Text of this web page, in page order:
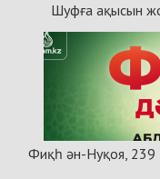
Шуфға ақысын
Фиқһ ән-Нуқоя, 239